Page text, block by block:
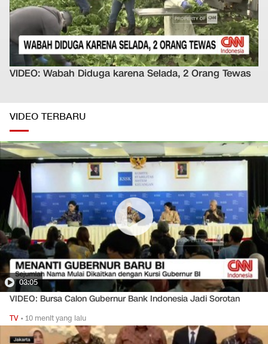
VIDEO: Wabah Diduga karena Selada, 2 Orang Tewas
VIDEO TERBARU
03:05
VIDEO: Bursa Calon Gubernur Bank Indonesia Jadi Sorotan
TV •10 menit yang lalu